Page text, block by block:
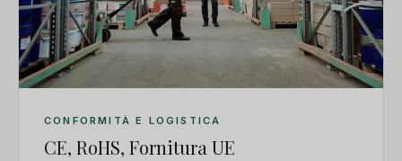
CONFORMITÀ E LOGISTICA
CE, RoHS, Fornitura UE